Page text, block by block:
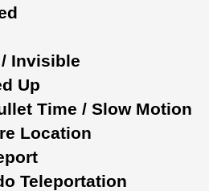
Invisible
Up
Time / Slow Motion
Location
Teleportation